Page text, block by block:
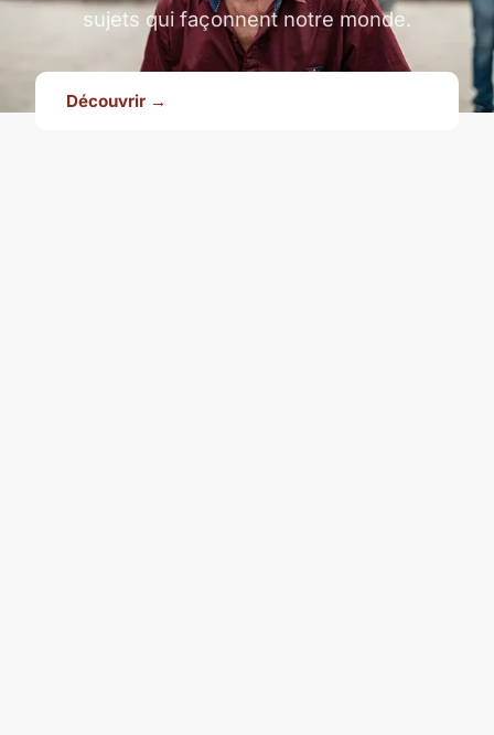
sujets qui façonnent notre monde.
Découvrir →